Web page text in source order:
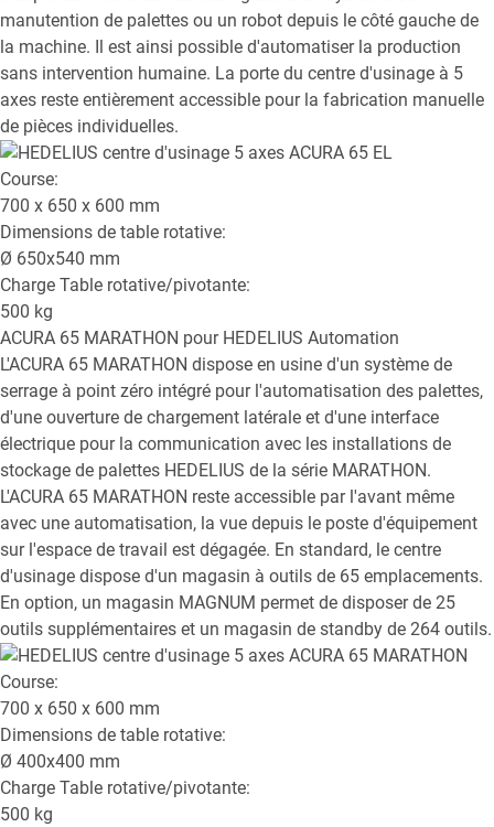
manutention de palettes ou un robot depuis le côté gauche de
la machine. Il est ainsi possible d'automatiser la production
sans intervention humaine. La porte du centre d'usinage à 5
axes reste entièrement accessible pour la fabrication manuelle
de pièces individuelles.
Course:
700 x 650 x 600 mm
Dimensions de table rotative:
Ø 650x540 mm
Charge Table rotative/pivotante:
500 kg
ACURA 65 MARATHON pour HEDELIUS Automation
L'ACURA 65 MARATHON dispose en usine d'un système de
serrage à point zéro intégré pour l'automatisation des palettes,
d'une ouverture de chargement latérale et d'une interface
électrique pour la communication avec les installations de
stockage de palettes HEDELIUS de la série MARATHON.
L'ACURA 65 MARATHON reste accessible par l'avant même
avec une automatisation, la vue depuis le poste d'équipement
sur l'espace de travail est dégagée. En standard, le centre
d'usinage dispose d'un magasin à outils de 65 emplacements.
En option, un magasin MAGNUM permet de disposer de 25
outils supplémentaires et un magasin de standby de 264 outils.
Course:
700 x 650 x 600 mm
Dimensions de table rotative:
Ø 400x400 mm
Charge Table rotative/pivotante:
500 kg